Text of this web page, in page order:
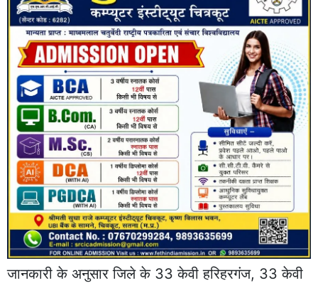
जानकारी के अनुसार जिले के 33 केवी हरिहरगंज, 33 केवी